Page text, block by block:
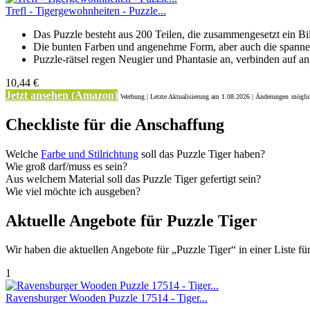
Trefl - Tigergewohnheiten - Puzzle...
Das Puzzle besteht aus 200 Teilen, die zusammengesetzt ein
Die bunten Farben und angenehme Form, aber auch die
Puzzle-rätsel regen Neugier und Phantasie an, verbinden auf
10,44 €
Jetzt ansehen (Amazon) Werbung | Letzte Aktualisierung am 1.08.2026 | Änderungen
Checkliste für die Anschaffung
Welche Farbe und Stilrichtung soll das Puzzle Tiger haben?
Wie groß darf/muss es sein?
Aus welchem Material soll das Puzzle Tiger gefertigt sein?
Wie viel möchte ich ausgeben?
Aktuelle Angebote für Puzzle Tiger
Wir haben die aktuellen Angebote für „Puzzle Tiger“ in einer Liste
1
Ravensburger Wooden Puzzle 17514 - Tiger...